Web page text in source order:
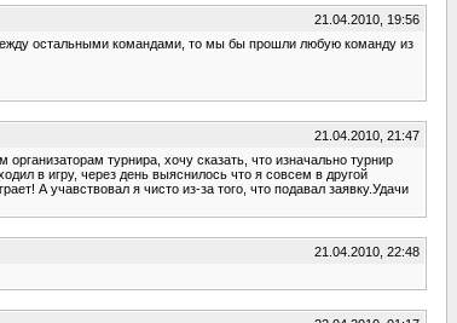
21.04.2010, 19:56
остальными командами, то мы бы прошли любую команду из
21.04.2010, 21:47
турнира, хочу сказать, что изначально турнир
в игру, через день выяснилось что я совсем в другой
А учавствовал я чисто из-за того, что подавал заявку.Удачи
21.04.2010, 22:48